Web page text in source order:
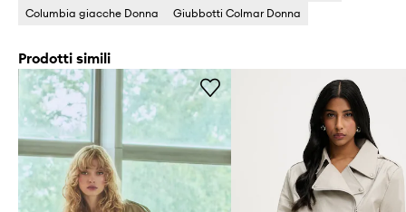
Columbia giacche Donna
Giubbotti Colmar Donna
Prodotti simili